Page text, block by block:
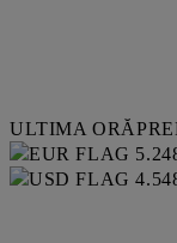
ULTIMA ORĂ